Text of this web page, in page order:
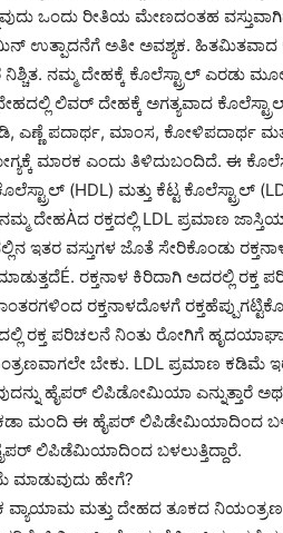
ಒಂದು ರೀತಿಯ ಮೇಣದಂತಹ
ಉತ್ಪಾದನೆಗೆ ಅತೀ ಅವಶ್ಯಕ. ಹಿತಮಿತವಾದ
ನಮ್ಮ ದೇಹಕ್ಕೆ ಕೊಲೆಸ್ಟ್ರಾಲ್ ಎರಡು
ಲಿವರ್ ದೇಹಕ್ಕೆ ಅಗತ್ಯವಾದ
ಎಣ್ಣೆ ಪದಾರ್ಥ, ಮಾಂಸ, ಕೋಳಿಪದಾರ್ಥ
ಮಾರಕ ಎಂದು ತಿಳಿದುಬಂದಿದೆ. ಈ
(HDL) ಮತ್ತು ಕೆಟ್ಟ ಕೊಲೆಸ್ಟ್ರಾಲ್
ದೇಹÀದ ರಕ್ತದಲ್ಲಿ LDL ಪ್ರಮಾಣ
ಇತರ ವಸ್ತುಗಳ ಜೊತೆ ಸೇರಿಕೊಂಡು
ರಕ್ತನಾಳ ಕಿರಿದಾಗಿ ಅದರಲ್ಲಿ
ರಕ್ತನಾಳದೊಳಗೆ
ರಕ್ತ ಪರಿಚಲನೆ ನಿಂತು ರೋಗಿಗೆ
ಬೇಕು. LDL ಪ್ರಮಾಣ ಕಡಿಮೆ
ಹೈಪರ್ ಲಿಪಿಡೋಮಿಯಾ
ಮಂದಿ ಈ ಹೈಪರ್ ಲಿಪಿಡೇಮಿಯಾದಿಂದ
ಲಿಪಿಡೆಮಿಯಾದಿಂದ ಬಳಲುತ್ತಿದ್ದಾರೆ.
ಮಾಡುವುದು ಹೇಗೆ?
ವ್ಯಾಯಾಮ ಮತ್ತು ದೇಹದ ತೂಕದ